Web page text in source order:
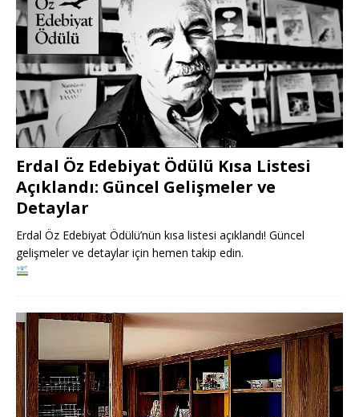
Erdal Öz Edebiyat Ödülü Kısa Listesi
Açıklandı: Güncel Gelişmeler ve
Detaylar
Erdal Öz Edebiyat Ödülü’nün kısa listesi açıklandı! Güncel
gelişmeler ve detaylar için hemen takip edin.